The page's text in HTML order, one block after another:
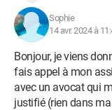
Sophie
14 avr. 2024 à
Bonjour, je viens
fais appel à mon
avec un avocat qui
justifié (rien dans